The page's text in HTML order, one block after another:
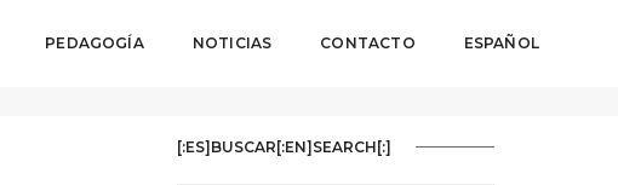
PEDAGOGÍA NOTICIAS CONTACTO ESPAÑOL
[:ES]BUSCAR[:EN]SEARCH[:]